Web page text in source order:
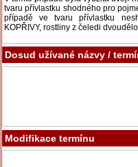
Dosud užívané názvy /
Modifikace termínu